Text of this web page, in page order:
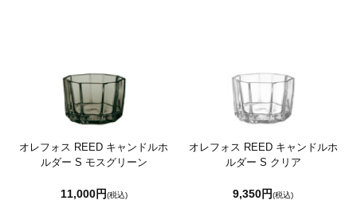
オレフォス REED キャンドルホ
ルダー S モスグリーン
11,000円(税込)
オレフォス REED キャンドルホ
ルダー S クリア
9,350円(税込)